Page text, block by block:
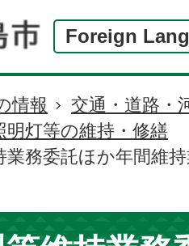
Foreign
情報
交通・道路・
明灯等の維持・修繕
業務委託ほか年間維